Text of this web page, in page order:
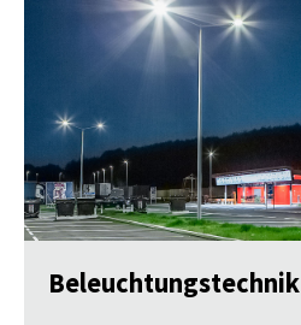
Beleuchtungstechnik